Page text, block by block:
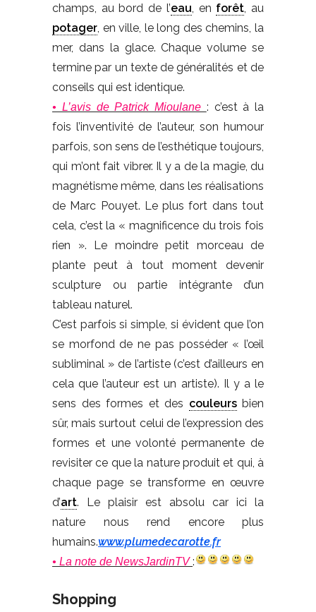
champs, au bord de l’eau , en forêt , au
potager , en ville, le long des chemins, la
mer, dans la glace. Chaque volume se
termine par un texte de généralités et de
conseils qui est identique.
• L’avis de Patrick Mioulane : c’est à la
fois l’inventivité de l’auteur, son humour
parfois, son sens de l’esthétique toujours,
qui m’ont fait vibrer. Il y a de la magie, du
magnétisme même, dans les réalisations
de Marc Pouyet. Le plus fort dans tout
cela, c’est la « magnificence du trois fois
rien ». Le moindre petit morceau de
plante peut à tout moment devenir
sculpture ou partie intégrante d’un
tableau naturel.
C’est parfois si simple, si évident que l’on
se morfond de ne pas posséder « l’œil
subliminal » de l’artiste (c’est d’ailleurs en
cela que l’auteur est un artiste). Il y a le
sens des formes et des couleursbien
sûr, mais surtout celui de l’expression des
formes et une volonté permanente de
revisiter ce que la nature produit et qui, à
chaque page se transforme en œuvre
d’art. Le plaisir est absolu car ici la
nature nous rend encore plus
humains.www.plumedecarotte.fr
• La note de NewsJardinTV:
Shopping